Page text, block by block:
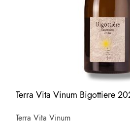
Terra Vita Vinum Bigottiere
Terra Vita Vinum